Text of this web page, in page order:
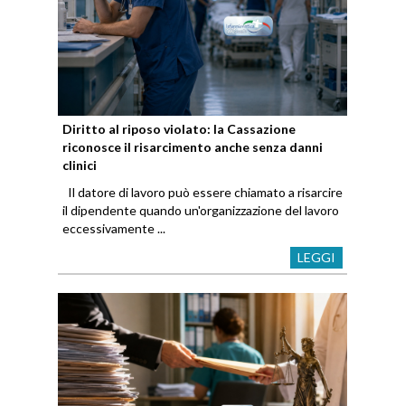
Diritto al riposo violato: la Cassazione
riconosce il risarcimento anche senza danni
clinici
Il datore di lavoro può essere chiamato a risarcire
il dipendente quando un'organizzazione del lavoro
eccessivamente ...
LEGGI